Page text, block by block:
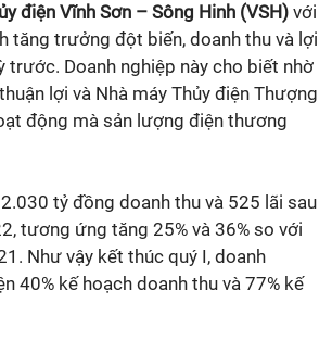
điện Vĩnh Sơn – Sông Hinh (VSH) với
tăng trưởng đột biến, doanh thu và lợi
trước. Doanh nghiệp này cho biết nhờ
lợi và Nhà máy Thủy điện Thượng
động mà sản lượng điện thương
tỷ đồng doanh thu và 525 lãi sau
tương ứng tăng 25% và 36% so với
Như vậy kết thúc quý I, doanh
40% kế hoạch doanh thu và 77% kế